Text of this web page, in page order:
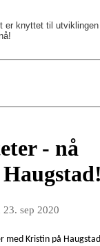
er knyttet til
- nå
23. sep 2020
med Kristin på Haugstad